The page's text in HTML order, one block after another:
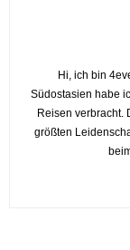
Hi, ich bin
Südostasien habe
Reisen verbracht.
größten